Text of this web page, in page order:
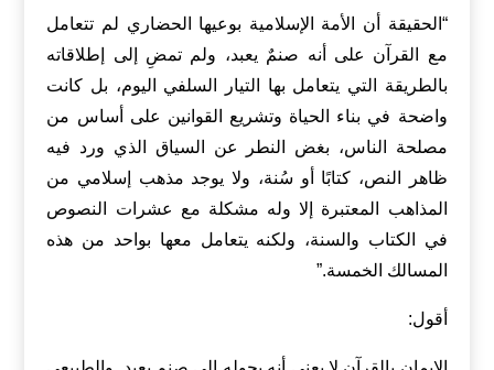
“الحقيقة أن الأمة الإسلامية بوعيها الحضاري لم تتعامل
مع القرآن على أنه صنمٌ يعبد، ولم تمضِ إلى إطلاقاته
بالطريقة التي يتعامل بها التيار السلفي اليوم، بل كانت
واضحة في بناء الحياة وتشريع القوانين على أساس من
مصلحة الناس، بغض النطر عن السياق الذي ورد فيه
ظاهر النص، كتابًا أو سُنة، ولا يوجد مذهب إسلامي من
المذاهب المعتبرة إلا وله مشكلة مع عشرات النصوص
في الكتاب والسنة، ولكنه يتعامل معها بواحد من هذه
المسالك الخمسة.”
أقول: